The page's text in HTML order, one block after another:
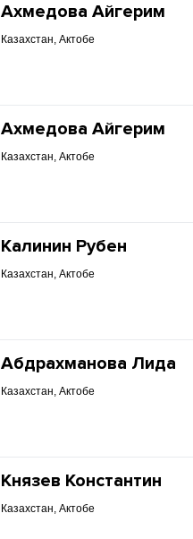
Ахмедова Айгерим
Казахстан, Актобе
Ахмедова Айгерим
Казахстан, Актобе
Калинин Рубен
Казахстан, Актобе
Абдрахманова Лида
Казахстан, Актобе
Князев Константин
Казахстан, Актобе